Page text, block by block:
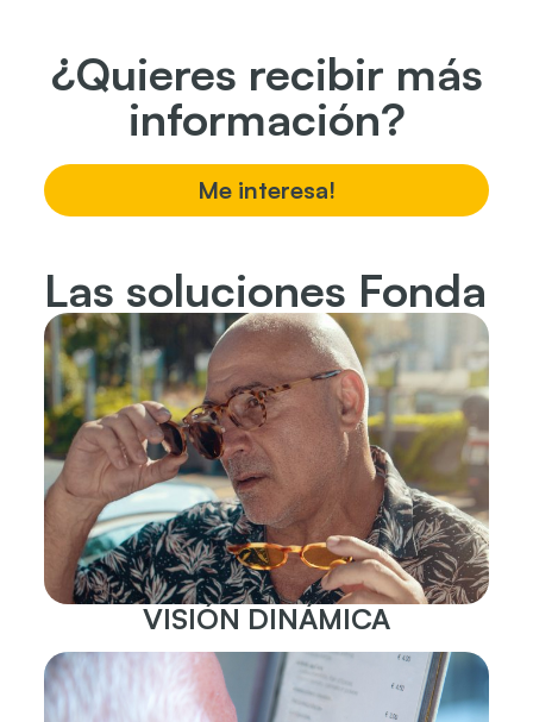
¿Quieres recibir más
información?
Me interesa!
Las soluciones Fonda
VISIÓN DINÁMICA